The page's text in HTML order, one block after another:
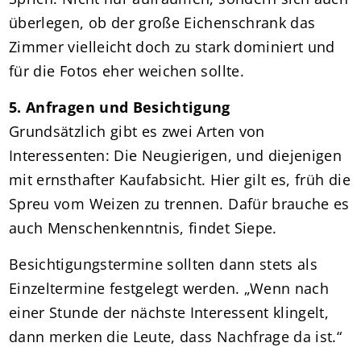
überlegen, ob der große Eichenschrank das
Zimmer vielleicht doch zu stark dominiert und
für die Fotos eher weichen sollte.
5. Anfragen und Besichtigung
Grundsätzlich gibt es zwei Arten von
Interessenten: Die Neugierigen, und diejenigen
mit ernsthafter Kaufabsicht. Hier gilt es, früh die
Spreu vom Weizen zu trennen. Dafür brauche es
auch Menschenkenntnis, findet Siepe.
Besichtigungstermine sollten dann stets als
Einzeltermine festgelegt werden. „Wenn nach
einer Stunde der nächste Interessent klingelt,
dann merken die Leute, dass Nachfrage da ist.“